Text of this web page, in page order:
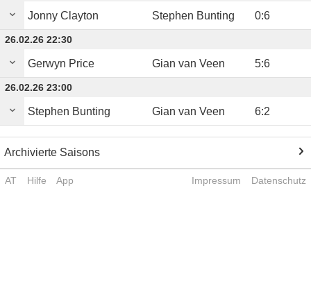
Jonny Clayton Stephen Bunting 0:6
26.02.26 22:30
Gerwyn Price Gian van Veen 5:6
26.02.26 23:00
Stephen Bunting Gian van Veen 6:2
Archivierte Saisons
AT Hilfe App Impressum Datenschutz